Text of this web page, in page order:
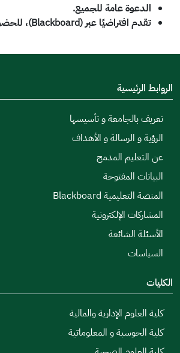
الدعوة عامة للجميع.
تقدم افتراضيًا عبر (Blackboard)، للحضور
الروابط الرئيسية
تعريف بالجامعة و تأسيسها
الرؤية و الرسالة و الأهداف
عن التعليم المدمج
البيانات المفتوحة
المنصة التعليمية Blackboard
المشاركات الإلكترونية
الأسئلة الشائعة
السياسات
الكليات
كلية العلوم الإدارية والمالية
كلية الحوسبة و المعلوماتية